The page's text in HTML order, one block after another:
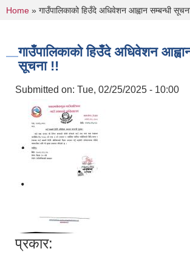
You are here
Home » गाउँपालिकाको हिउँदे अधिवेशन आह्वान सम्बन्धी
गाउँपालिकाको हिउँदे अधिवेशन
सूचना !!
Submitted on: Tue, 02/25/2025 - 10:00
प्रकार: